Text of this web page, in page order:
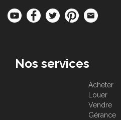
Nos services
Acheter
Louer
Vendre
Gérance